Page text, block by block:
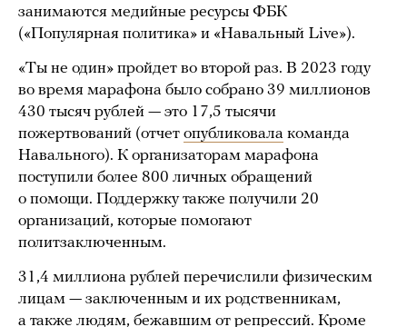
занимаются медийные ресурсы ФБК
(«Популярная политика» и «Навальный Live»).
«Ты не один» пройдет во второй раз. В 2023 году
во время марафона было собрано 39 миллионов
430 тысяч рублей — это 17,5 тысячи
пожертвований (отчет опубликовала команда
Навального). К организаторам марафона
поступили более 800 личных обращений
о помощи. Поддержку также получили 20
организаций, которые помогают
политзаключенным.
31,4 миллиона рублей перечислили физическим
лицам — заключенным и их родственникам,
а также людям, бежавшим от репрессий. Кроме